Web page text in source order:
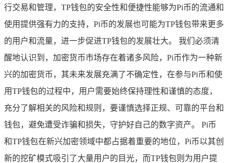
行交易和管理，TP钱包的安全性和便捷性能够为Pi币的流通和
使用提供强有力的支持，Pi币的发展也可能为TP钱包带来更多
的用户和流量，进一步促进TP钱包的发展壮大。 我们必须清
醒地认识到，加密货币市场存在着诸多风险，Pi币作为一种新
兴的加密货币，其未来发展充满了不确定性，在参与Pi币和使
用TP钱包的过程中，用户需要始终保持理性和谨慎的态度，
充分了解相关的风险和规则，要谨慎选择正规、可靠的平台和
钱包，避免遭受诈骗和损失，守护好自己的数字资产。 Pi币
和TP钱包在新兴加密领域中都占据着重要的地位，Pi币以其创
新的挖矿模式吸引了大量用户的目光，而TP钱包则为用户提